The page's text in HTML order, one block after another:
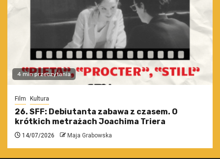
4 min przeczytania
Film Kultura
26. SFF: Debiutanta zabawa z czasem. O
krótkich metrażach Joachima Triera
14/07/2026 Maja Grabowska